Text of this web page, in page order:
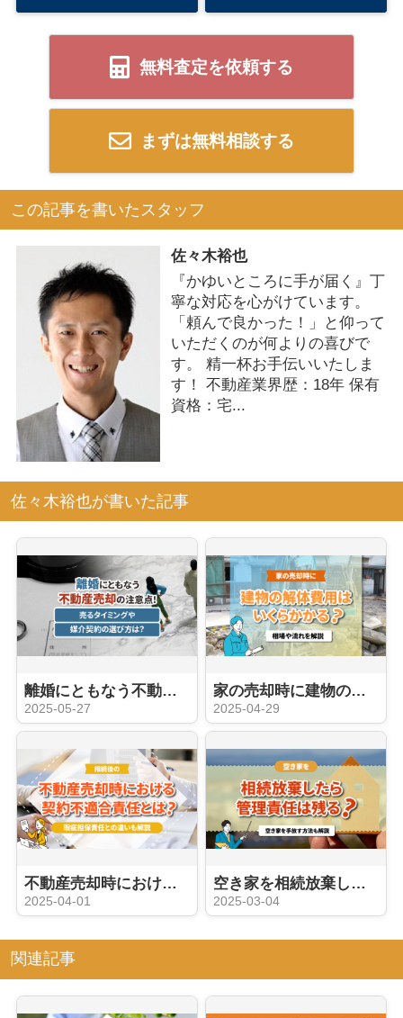
無料査定を依頼する
まずは無料相談する
この記事を書いたスタッフ
佐々木裕也
『かゆいところに手が届く』丁
寧な対応を心がけています。
「頼んで良かった！」と仰って
いただくのが何よりの喜びで
す。 精一杯お手伝いいたしま
す！ 不動産業界歴：18年 保有
資格：宅...
佐々木裕也が書いた記事
離婚にともなう不動産売却の注意点！売るタイミングや媒介契約の選び方は？
2025-05-27
家の売却時に建物の解体費用はいくらかかる？相場や流れを解説
2025-04-29
不動産売却時における契約不適合責任とは？瑕疵担保責任との違いも解説
2025-04-01
空き家を相続放棄したら管理責任は残る？空き家を手放す方法も解説
2025-03-04
関連記事